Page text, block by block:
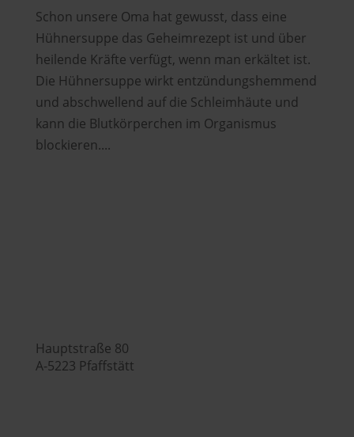
Schon unsere Oma hat gewusst, dass eine
Hühnersuppe das Geheimrezept ist und über
heilende Kräfte verfügt, wenn man erkältet ist.
Die Hühnersuppe wirkt entzündungshemmend
und abschwellend auf die Schleimhäute und
kann die Blutkörperchen im Organismus
blockieren....
Hauptstraße 80
A-5223 Pfaffstätt